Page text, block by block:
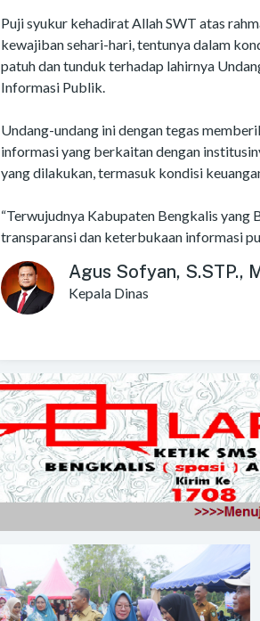
Puji syukur kehadirat Allah SWT atas
kewajiban sehari-hari, tentunya dalam
patuh dan tunduk terhadap lahirnya
Informasi Publik.
Undang-undang ini dengan tegas
informasi yang berkaitan dengan
yang dilakukan, termasuk kondisi
“Terwujudnya Kabupaten Bengkalis yang
transparansi dan keterbukaan informasi
Agus Sofyan, S.STP.,
Kepala Dinas